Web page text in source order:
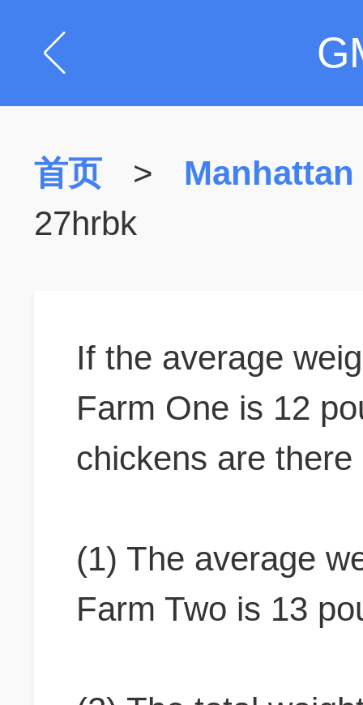
首页 >
Manhattan
27hrbk
If the average
Farm One is 12
chickens are
(1) The average
Farm Two is 13